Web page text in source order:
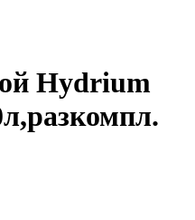
Hydrium